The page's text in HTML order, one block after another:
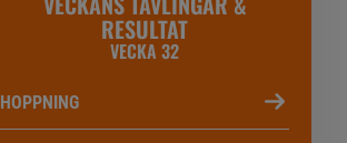
RESULTAT
VECKA 32
HOPPNING